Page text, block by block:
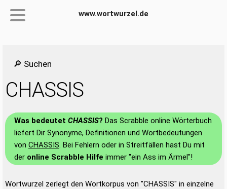
www.wortwurzel.de
🔎 Suchen
CHASSIS
Was bedeutet CHASSIS? Das Scrabble online Wörterbuch
liefert Dir Synonyme, Definitionen und Wortbedeutungen
von CHASSIS. Bei Fehlern oder in Streitfällen hast Du mit
der online Scrabble Hilfe immer "ein Ass im Ärmel"!
Wortwurzel zerlegt den Wortkorpus von "CHASSIS" in einzelne